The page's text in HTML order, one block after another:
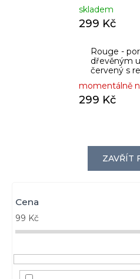
skladem
299 Kč
Rouge -
dřevěným
červený s
momentálně
299 Kč
ZAVŘÍT
Cena
99 Kč